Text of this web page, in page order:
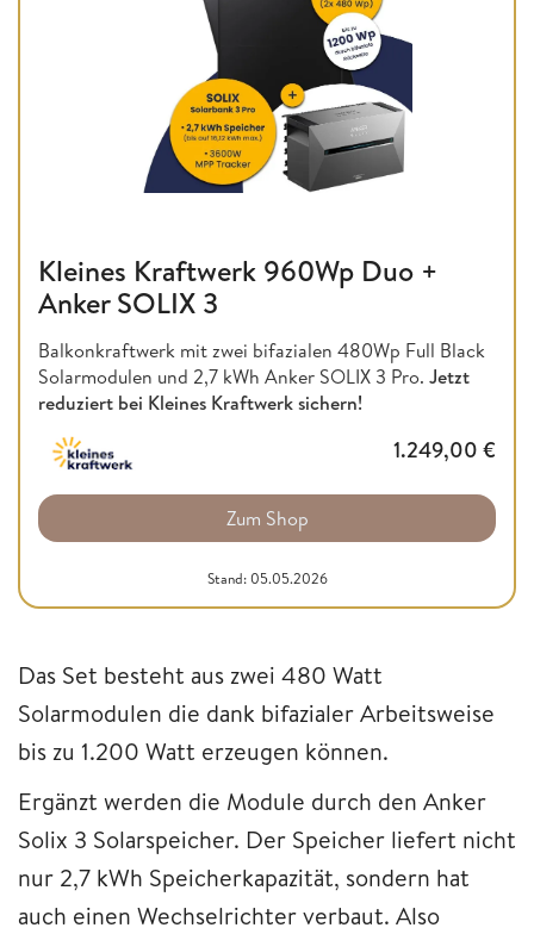
Kleines Kraftwerk 960Wp Duo +
Anker SOLIX 3
Balkonkraftwerk mit zwei bifazialen 480Wp Full Black
Solarmodulen und 2,7 kWh Anker SOLIX 3 Pro. Jetzt
reduziert bei Kleines Kraftwerk sichern!
1.249,00 €
Zum Shop
Stand: 05.05.2026
Das Set besteht aus zwei 480 Watt
Solarmodulen die dank bifazialer Arbeitsweise
bis zu 1.200 Watt erzeugen können.
Ergänzt werden die Module durch den Anker
Solix 3 Solarspeicher. Der Speicher liefert nicht
nur 2,7 kWh Speicherkapazität, sondern hat
auch einen Wechselrichter verbaut. Also